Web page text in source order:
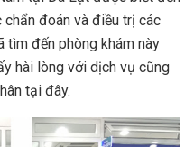
đoán và điều trị các
tìm đến phòng khám này
hài lòng với dịch vụ cũng
tại đây.